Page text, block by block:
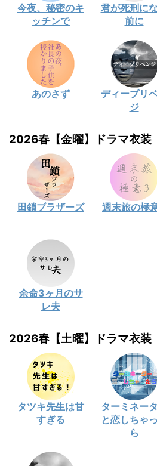
今夜、秘密のキ
ッチンで
君が死刑に
前に
あのさず
ディープリ
ジ
2026春【金曜】ドラマ衣装
田鎖ブラザーズ 週末旅の極
余命3ヶ月のサ
レ夫
2026春【土曜】ドラマ衣装
タツキ先生は甘
すぎる
ターミネー
と恋しちゃ
ら